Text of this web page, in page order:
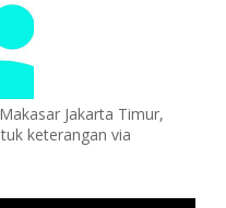
Jakarta Timur,
keterangan via